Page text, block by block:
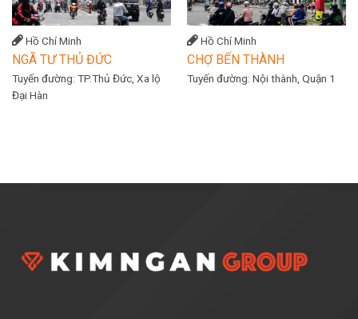
Hồ Chí Minh
NGÃ TƯ THỦ ĐỨC
Tuyến đường: TP.Thủ Đức, Xa lộ
Đại Hàn
Hồ Chí Minh
CHỢ BẾN THÀNH
Tuyến đường: Nội thành, Quận 1